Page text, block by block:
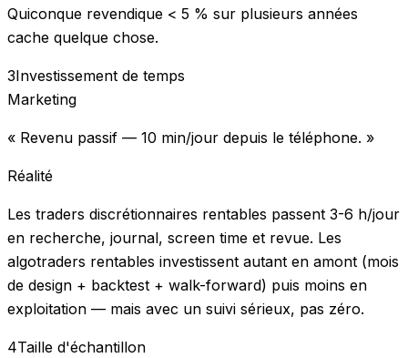
Quiconque revendique < 5 % sur plusieurs années
cache quelque chose.
3Investissement de temps
Marketing
« Revenu passif — 10 min/jour depuis le téléphone. »
Réalité
Les traders discrétionnaires rentables passent 3-6 h/jour
en recherche, journal, screen time et revue. Les
algotraders rentables investissent autant en amont (mois
de design + backtest + walk-forward) puis moins en
exploitation — mais avec un suivi sérieux, pas zéro.
4Taille d'échantillon